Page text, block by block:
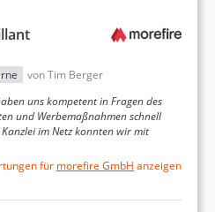
von Tim Berger
uns kompetent in Fragen des
und Werbemaßnahmen schnell
im Netz konnten wir mit
für morefire GmbH anzeigen